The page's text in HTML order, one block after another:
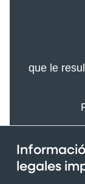
que le
legales